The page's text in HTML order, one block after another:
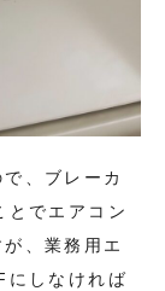
、ブレーカ
とでエアコン
、業務用エ
にしなければ